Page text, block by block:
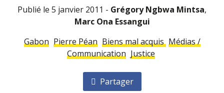
Publié le 5 janvier 2011 - Grégory Ngbwa Mintsa,
Marc Ona Essangui
Gabon Pierre Péan Biens mal acquis Médias /
Communication Justice
Partager